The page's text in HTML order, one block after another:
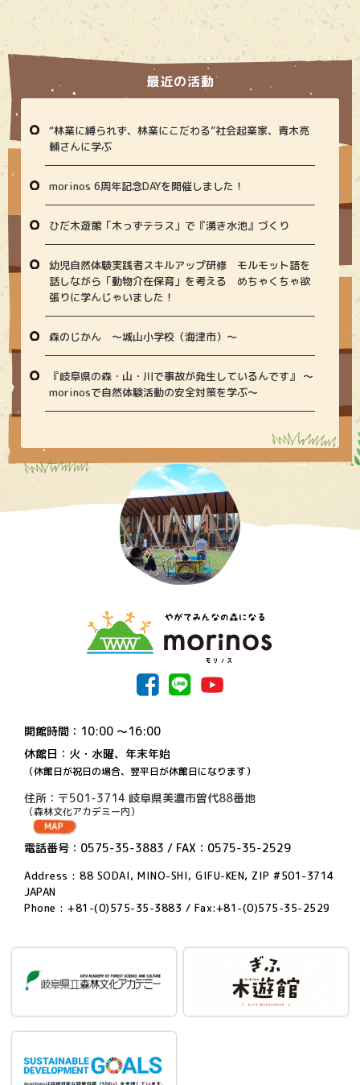
最近の活動
“林業に縛られず、林業にこだわる”社会起業家、青木亮
輔さんに学ぶ
morinos 6周年記念DAYを開催しました！
ひだ木遊館「木っずテラス」で『湧き水池』づくり
幼児自然体験実践者スキルアップ研修 モルモット語を
話しながら「動物介在保育」を考える めちゃくちゃ欲
張りに学んじゃいました！
森のじかん 〜城山小学校（海津市）〜
『岐阜県の森・山・川で事故が発生しているんです』 〜
morinosで自然体験活動の安全対策を学ぶ〜
開館時間：10:00 〜16:00
休館日：火・水曜、年末年始
（休館日が祝日の場合、翌平日が休館日になります）
住所：〒501-3714 岐阜県美濃市曽代88番地
（森林文化アカデミー内）
電話番号：0575-35-3883 / FAX：0575-35-2529
Address : 88 SODAI, MINO-SHI, GIFU-KEN, ZIP #501-3714
JAPAN
Phone : +81-(0)575-35-3883 / Fax:+81-(0)575-35-2529